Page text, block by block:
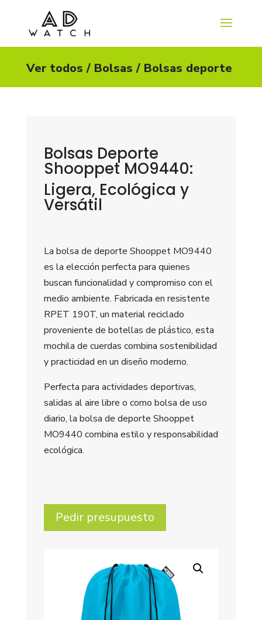
Ver todos / Bolsas / Bolsas deporte
Bolsas Deporte
Shooppet MO9440:
Ligera, Ecológica y
Versátil
La bolsa de deporte Shooppet MO9440
es la elección perfecta para quienes
buscan funcionalidad y compromiso con el
medio ambiente. Fabricada en resistente
RPET 190T, un material reciclado
proveniente de botellas de plástico, esta
mochila de cuerdas combina sostenibilidad
y practicidad en un diseño moderno.
Perfecta para actividades deportivas,
salidas al aire libre o como bolsa de uso
diario, la bolsa de deporte Shooppet
MO9440 combina estilo y responsabilidad
ecológica.
Pedir presupuesto